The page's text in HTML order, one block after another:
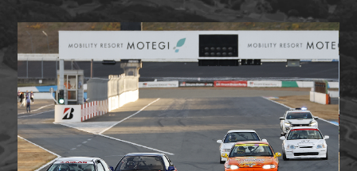
レストラン
グッズ＆ ショップ
アトラクション
待ち時間案内
イベント